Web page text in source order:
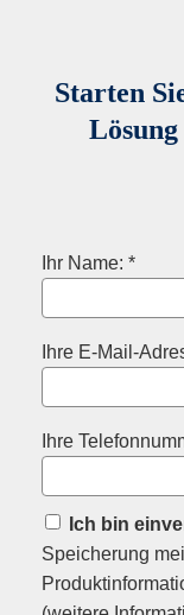
Starten
Ihr Name: *
Ihre E-Mail-
Ihre
Ich bin
Speicherung